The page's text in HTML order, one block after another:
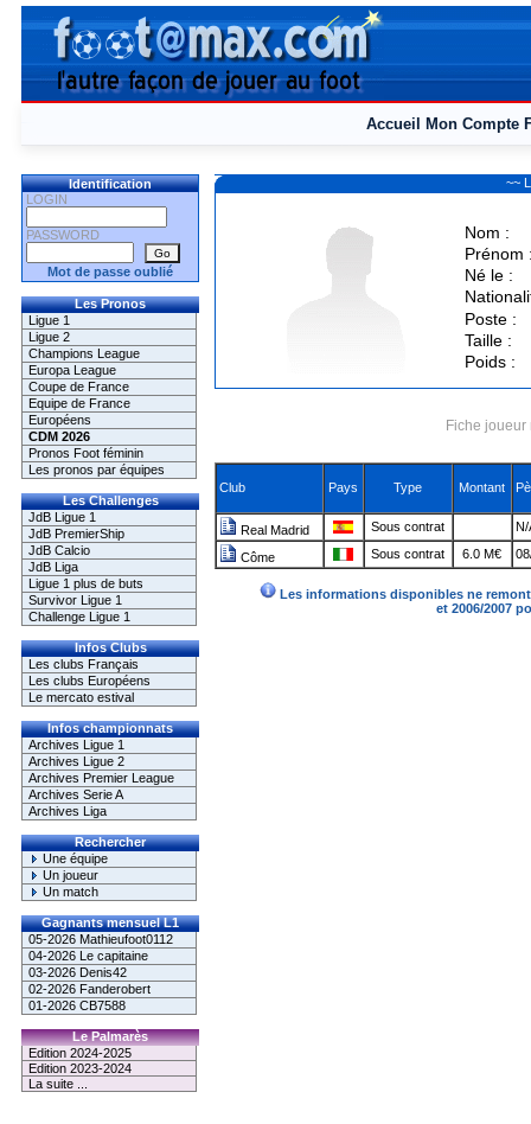
Accueil Mon Compte
Identification
LOGIN
PASSWORD
Mot de passe oublié
Les Pronos
Ligue 1
Ligue 2
Champions League
Europa League
Coupe de France
Equipe de France
Européens
CDM 2026
Pronos Foot féminin
Les pronos par équipes
Les Challenges
JdB Ligue 1
JdB PremierShip
JdB Calcio
JdB Liga
Ligue 1 plus de buts
Survivor Ligue 1
Challenge Ligue 1
Infos Clubs
Les clubs Français
Les clubs Européens
Le mercato estival
Infos championnats
Archives Ligue 1
Archives Ligue 2
Archives Premier League
Archives Serie A
Archives Liga
Rechercher
Une équipe
Un joueur
Un match
Gagnants mensuel L1
05-2026 Mathieufoot0112
04-2026 Le capitaine
03-2026 Denis42
02-2026 Fanderobert
01-2026 CB7588
Le Palmarès
Edition 2024-2025
Edition 2023-2024
La suite ...
~~
Nom :
Prénom
Né le :
Poste :
Taille :
Poids :
Fiche
Club Pays Type Montant
Real Madrid Sous contrat N/
Côme Sous contrat 6.0 M€
Les informations disponibles ne
et 2006/2007